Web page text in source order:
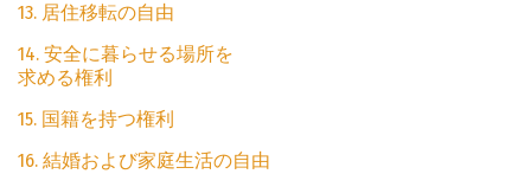
13. 居住移転の自由
14. 安全に暮らせる場所を
求める権利
15. 国籍を持つ権利
16. 結婚および家庭生活の自由